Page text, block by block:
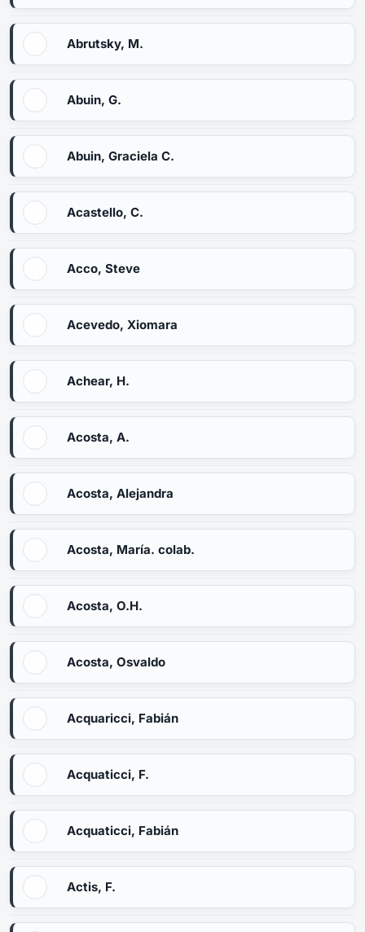
Abrutsky, M.
Abuin, G.
Abuin, Graciela C.
Acastello, C.
Acco, Steve
Acevedo, Xiomara
Achear, H.
Acosta, A.
Acosta, Alejandra
Acosta, María. colab.
Acosta, O.H.
Acosta, Osvaldo
Acquaricci, Fabián
Acquaticci, F.
Acquaticci, Fabián
Actis, F.